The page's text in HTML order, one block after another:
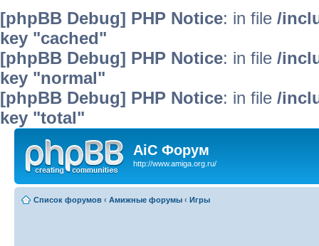
[phpBB Debug] PHP Notice: in file /
key "cached"
[phpBB Debug] PHP Notice: in file /
key "normal"
[phpBB Debug] PHP Notice: in file /
key "total"
AiC Форум
http://www.amiga.org.ru/
Список форумов ‹ Амижные форумы ‹ Игры